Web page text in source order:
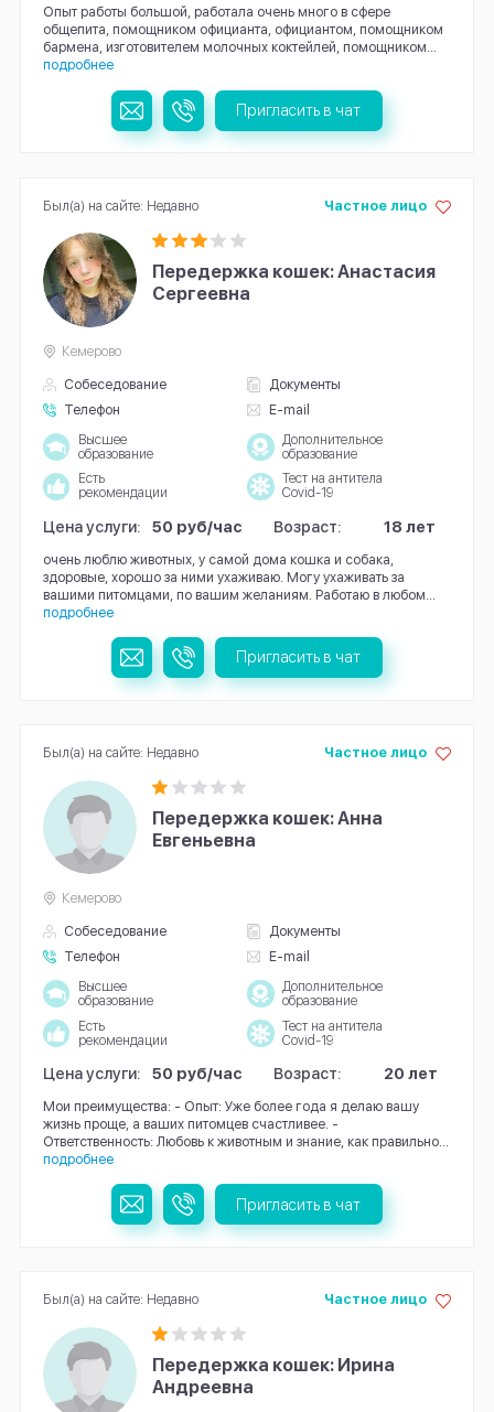
Опыт работы большой, работала очень много в сфере
общепита, помощником официанта, официантом, помощником
бармена, изготовителем молочных коктейлей, помощником...
подробнее
Пригласить в чат
Передержка кошек: Анастасия
Сергеевна
Собеседование
Документы
Телефон
E-mail
Частное лицо
Кемерово
Высшее
образование
Дополнительное
образование
Есть
рекомендации
Тест на антитела
Covid-19
Цена услуги: 50 руб/час Возраст: 18 лет
очень люблю животных, у самой дома кошка и собака,
здоровые, хорошо за ними ухаживаю. Могу ухаживать за
вашими питомцами, по вашим желаниям. Работаю в любом...
подробнее
Был(а) на сайте: Недавно
Пригласить в чат
Передержка кошек: Анна
Евгеньевна
Собеседование
Документы
Телефон
E-mail
Частное лицо
Кемерово
Высшее
образование
Дополнительное
образование
Есть
рекомендации
Тест на антитела
Covid-19
Цена услуги: 50 руб/час Возраст: 20 лет
Мои преимущества: - Опыт: Уже более года я делаю вашу
жизнь проще, а ваших питомцев счастливее. -
Ответственность: Любовь к животным и знание, как правильно...
подробнее
Был(а) на сайте: Недавно
Пригласить в чат
Передержка кошек: Ирина
Андреевна
Частное лицо
Был(а) на сайте: Недавно